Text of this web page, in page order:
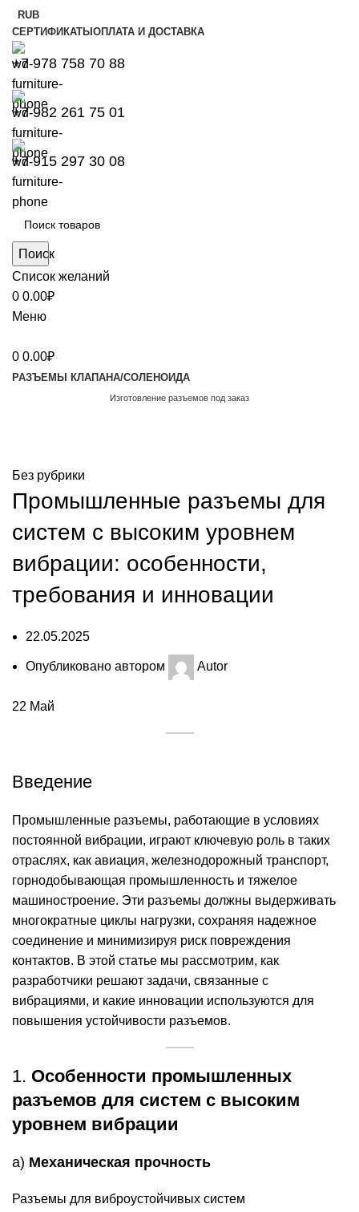
RUB
СЕРТИФИКАТЫОПЛАТА И ДОСТАВКА
+7 978 758 70 88
+7 982 261 75 01
+7 915 297 30 08
Поиск
Список желаний
0 0.00₽
Меню
0 0.00₽
РАЗЪЕМЫ КЛАПАНА/СОЛЕНОИДА
Изготовление разъемов под заказ
Без рубрики
Промышленные разъемы для
систем с высоким уровнем
вибрации: особенности,
требования и инновации
22.05.2025
Опубликовано автором Autor
22 Май
Введение
Промышленные разъемы, работающие в условиях
постоянной вибрации, играют ключевую роль в таких
отраслях, как авиация, железнодорожный транспорт,
горнодобывающая промышленность и тяжелое
машиностроение. Эти разъемы должны выдерживать
многократные циклы нагрузки, сохраняя надежное
соединение и минимизируя риск повреждения
контактов. В этой статье мы рассмотрим, как
разработчики решают задачи, связанные с
вибрациями, и какие инновации используются для
повышения устойчивости разъемов.
1. Особенности промышленных
разъемов для систем с высоким
уровнем вибрации
a) Механическая прочность
Разъемы для виброустойчивых систем